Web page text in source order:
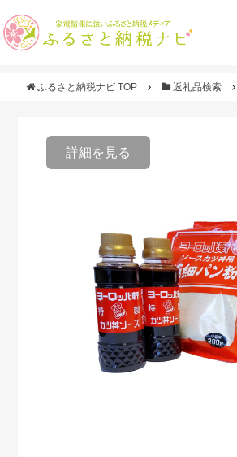
ふるさと納税ナビ TOP 返礼品検索
詳細を見る